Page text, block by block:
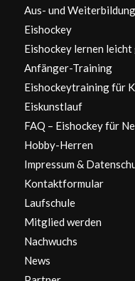
Aus- und Weiterbildung
Eishockey
Eishockey lernen
Anfänger-Training
Eishockeytraining für
Eiskunstlauf
FAQ – Eishockey für
Hobby-Herren
Impressum &
Kontaktformular
Laufschule
Mitglied werden
Nachwuchs
News